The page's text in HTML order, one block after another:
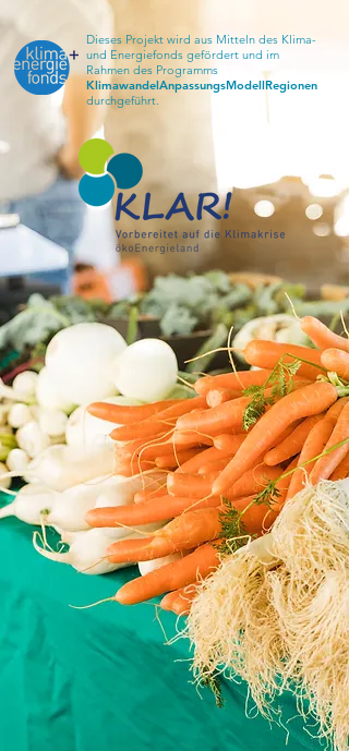
Dieses Projekt wird aus Mitteln des Klima-
und Energiefonds gefördert und im
Rahmen des Programms
KlimawandelAnpassungsModellRegionen
durchgeführt.